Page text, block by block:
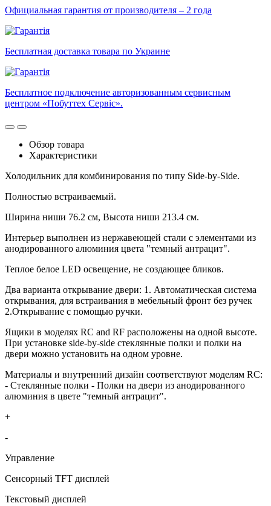
Официальная гарантия от производителя – 2 года
Бесплатная доставка товара по Украине
Бесплатное подключение авторизованным сервисным
центром «Побуттех Сервіс».
Обзор товара
Характеристики
Холодильник для комбинирования по типу Side-by-Side.
Полностью встраиваемый.
Ширина ниши 76.2 см, Высота ниши 213.4 см.
Интерьер выполнен из нержавеющей стали с элементами из
анодированного алюминия цвета "темный антрацит".
Теплое белое LED освещение, не создающее бликов.
Два варианта открывание двери: 1. Автоматическая система
открывания, для встраивания в мебельный фронт без ручек
2.Открывание с помощью ручки.
Ящики в моделях RC and RF расположены на одной высоте.
При установке side-by-side стеклянные полки и полки на
двери можно установить на одном уровне.
Материалы и внутренний дизайн соответствуют моделям RC:
- Стеклянные полки - Полки на двери из анодированного
алюминия в цвете "темный антрацит".
+
-
Управление
Сенсорный TFT дисплей
Текстовый дисплей